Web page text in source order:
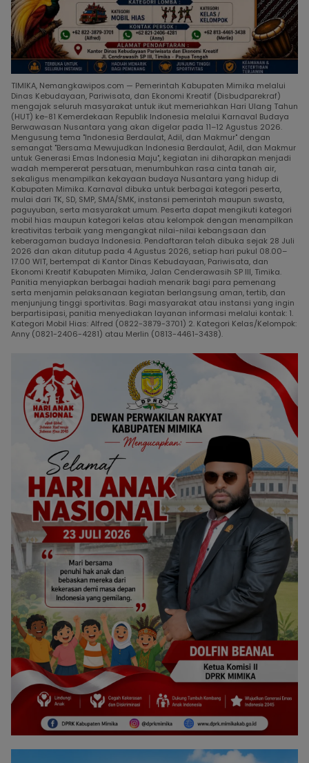
TIMIKA, Nemangkawipos.com — Pemerintah Kabupaten Mimika melalui
Dinas Kebudayaan, Pariwisata, dan Ekonomi Kreatif (Disbudparekraf)
mengajak seluruh masyarakat untuk ikut memeriahkan Hari Ulang Tahun
(HUT) ke-81 Kemerdekaan Republik Indonesia melalui Karnaval Budaya
Berwawasan Nusantara yang akan digelar pada 11–12 Agustus 2026.
Mengusung tema "Indonesia Berdaulat, Adil, dan Makmur" dengan
semangat "Bersama Mewujudkan Indonesia Berdaulat, Adil, dan Makmur
untuk Generasi Emas Indonesia Maju", kegiatan ini diharapkan menjadi
wadah mempererat persatuan, menumbuhkan rasa cinta tanah air,
sekaligus menampilkan kekayaan budaya Nusantara yang hidup di
Kabupaten Mimika. Karnaval dibuka untuk berbagai kategori peserta,
mulai dari TK, SD, SMP, SMA/SMK, instansi pemerintah maupun swasta,
paguyuban, serta masyarakat umum. Peserta dapat mengikuti kategori
mobil hias maupun kategori kelas atau kelompok dengan menampilkan
kreativitas terbaik yang mengangkat nilai-nilai kebangsaan dan
keberagaman budaya Indonesia. Pendaftaran telah dibuka sejak 28 Juli
2026 dan akan ditutup pada 4 Agustus 2026, setiap hari pukul 08.00–
17.00 WIT, bertempat di Kantor Dinas Kebudayaan, Pariwisata, dan
Ekonomi Kreatif Kabupaten Mimika, Jalan Cenderawasih SP III, Timika.
Panitia menyiapkan berbagai hadiah menarik bagi para pemenang
serta menjamin pelaksanaan kegiatan berlangsung aman, tertib, dan
menjunjung tinggi sportivitas. Bagi masyarakat atau instansi yang ingin
berpartisipasi, panitia menyediakan layanan informasi melalui kontak: 1.
Kategori Mobil Hias: Alfred (0822-3879-3701) 2. Kategori Kelas/Kelompok:
Anny (0821-2406-4281) atau Merlin (0813-4461-3438).